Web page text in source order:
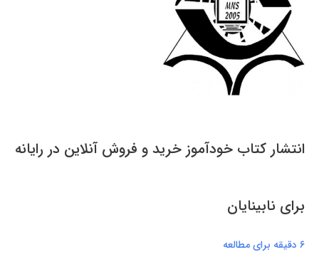
انتشار کتاب خودآموز خرید و فروش آنلاین در رایانه
برای نابینایان
۶ دقیقه برای مطالعه